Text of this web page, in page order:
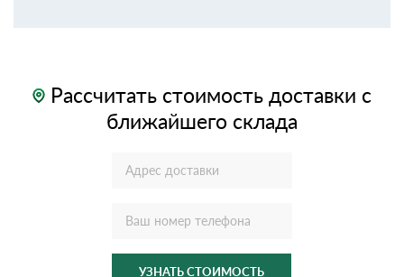
Рассчитать стоимость доставки с
ближайшего склада
УЗНАТЬ СТОИМОСТЬ